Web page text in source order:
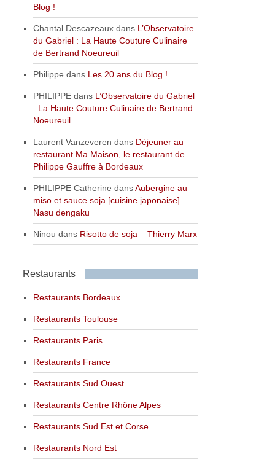
Blog !
Chantal Descazeaux dans L’Observatoire
du Gabriel : La Haute Couture Culinaire
de Bertrand Noeureuil
Philippe dans Les 20 ans du Blog !
PHILIPPE dans L’Observatoire du Gabriel
: La Haute Couture Culinaire de Bertrand
Noeureuil
Laurent Vanzeveren dans Déjeuner au
restaurant Ma Maison, le restaurant de
Philippe Gauffre à Bordeaux
PHILIPPE Catherine dansAubergine au
miso et sauce soja [cuisine japonaise] –
Nasu dengaku
Ninou dans Risotto de soja – Thierry Marx
Restaurants
Restaurants Bordeaux
Restaurants Toulouse
Restaurants Paris
Restaurants France
Restaurants Sud Ouest
Restaurants Centre Rhône Alpes
Restaurants Sud Est et Corse
Restaurants Nord Est